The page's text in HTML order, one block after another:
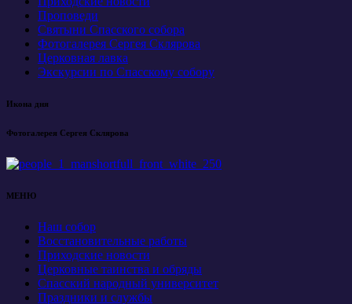
Проповеди
Святыни Спасского собора
Фотогалерея Сергея Склярова
Церковная лавка
Экскурсии по Спасскому собору
Икона дня
Фотогалерея Сергея Склярова
МЕНЮ
Наш собор
Восстановительные работы
Приходские новости
Церковные таинства и обряды
Спасский народный университет
Праздники и службы